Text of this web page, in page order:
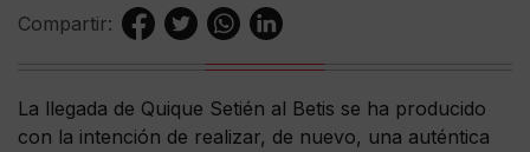
Compartir:
La llegada de Quique Setién al Betis se ha producido
con la intención de realizar, de nuevo, una auténtica